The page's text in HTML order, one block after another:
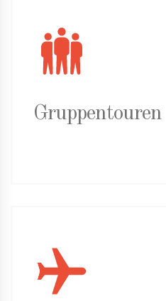
Gruppentouren